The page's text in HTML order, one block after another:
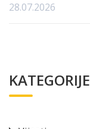
28.07.2026
KATEGORIJE